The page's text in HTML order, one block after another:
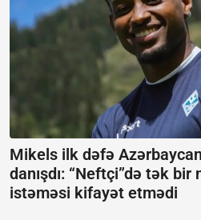
Mikels ilk dəfə
danışdı: “Neftçi”də tək bir
istəməsi kifayət etmədi